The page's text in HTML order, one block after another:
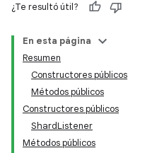
¿Te resultó útil?
En esta página
Resumen
Constructores públicos
Métodos públicos
Constructores públicos
ShardListener
Métodos públicos